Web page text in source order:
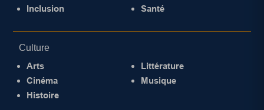
Inclusion
Santé
Culture
Arts
Cinéma
Histoire
Littérature
Musique